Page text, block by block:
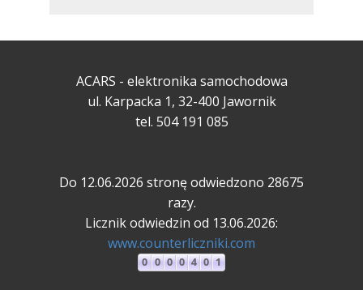
ACARS - elektronika samochodowa
ul. Karpacka 1, 32-400 Jawornik
tel. 504 191 085
Do 12.06.2026 stronę odwiedzono 28675
razy.
Licznik odwiedzin od 13.06.2026:
www.counterliczniki.com